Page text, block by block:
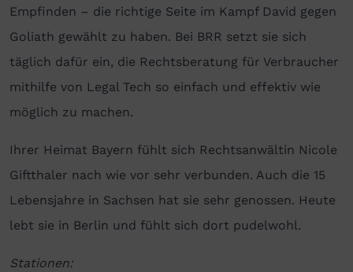
Empfinden – die richtige Seite im Kampf David gegen
Goliath gewählt zu haben. Bei BRR setzt sie sich
täglich dafür ein, die Rechtsberatung für Verbraucher
mithilfe von Legal Tech so einfach und effektiv wie
möglich zu machen.
Ihrer Heimat Bayern fühlt sich Rechtsanwältin Nicole
Giftthaler nach wie vor sehr verbunden. Auch die 15
Lebensjahre in Sachsen hat sie sehr genossen. Heute
lebt sie in Berlin und fühlt sich dort pudelwohl.
Stationen: